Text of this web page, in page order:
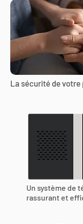
La sécurité de votre
Un système de
rassurant et